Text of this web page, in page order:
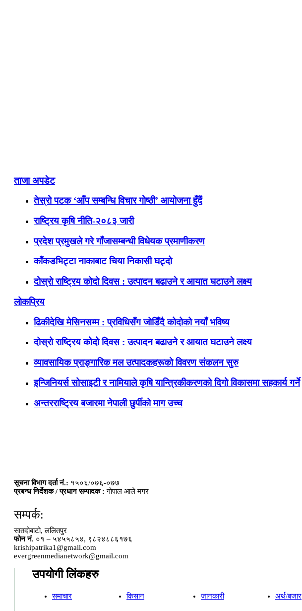
ताजा अपडेट
तेस्रो पटक ‘आँप सम्बन्धि विचार गोष्ठी’ आयोजना हुँदैं
राष्ट्रिय कृषि नीति-२०८३ जारी
प्रदेश प्रमुखले गरे गाँजासम्बन्धी विधेयक प्रमाणीकरण
काँकडभिट्टा नाकाबाट चिया निकासी घट्दो
दोस्रो राष्ट्रिय कोदो दिवस : उत्पादन बढाउने र आयात घटाउने लक्ष्य
लोकप्रिय
ढिकीदेखि मेसिनसम्म : प्रविधिसँग जोडिँदै कोदोको नयाँ भविष्य
दोस्रो राष्ट्रिय कोदो दिवस : उत्पादन बढाउने र आयात घटाउने लक्ष्य
व्यावसायिक प्राङ्गारिक मल उत्पादकहरूको विवरण संकलन सुरु
इन्जिनियर्स सोसाइटी र नामियाले कृषि यान्त्रिकीकरणको दिगो विकासमा सहकार्य गर्ने
अन्तरराष्ट्रिय बजारमा नेपाली छुर्पीको माग उच्च
सूचना विभाग दर्ता नं.: १५०६/०७६-०७७
प्रबन्ध निर्देशक / प्रधान सम्पादक : गोपाल आले मगर
सम्पर्क:
सातदोबाटो, ललितपुर
फोन नं. ०१ – ५४५५८५४, ९८२४८८६१७६
krishipatrika1@gmail.com
evergreenmedianetwork@gmail.com
उपयोगी लिंकहरु
समाचार किसान जानकारी अर्थ/बजार